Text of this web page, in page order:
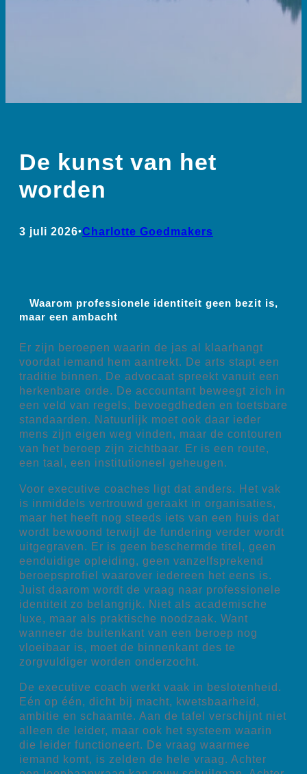
De kunst van het
worden
3 juli 2026•Charlotte Goedmakers
Waarom professionele identiteit geen bezit is,
maar een ambacht
Er zijn beroepen waarin de jas al klaarhangt
voordat iemand hem aantrekt. De arts stapt een
traditie binnen. De advocaat spreekt vanuit een
herkenbare orde. De accountant beweegt zich in
een veld van regels, bevoegdheden en toetsbare
standaarden. Natuurlijk moet ook daar ieder
mens zijn eigen weg vinden, maar de contouren
van het beroep zijn zichtbaar. Er is een route,
een taal, een institutioneel geheugen.
Voor executive coaches ligt dat anders. Het vak
is inmiddels vertrouwd geraakt in organisaties,
maar het heeft nog steeds iets van een huis dat
wordt bewoond terwijl de fundering verder wordt
uitgegraven. Er is geen beschermde titel, geen
eenduidige opleiding, geen vanzelfsprekend
beroepsprofiel waarover iedereen het eens is.
Juist daarom wordt de vraag naar professionele
identiteit zo belangrijk. Niet als academische
luxe, maar als praktische noodzaak. Want
wanneer de buitenkant van een beroep nog
vloeibaar is, moet de binnenkant des te
zorgvuldiger worden onderzocht.
De executive coach werkt vaak in beslotenheid.
Eén op één, dicht bij macht, kwetsbaarheid,
ambitie en schaamte. Aan de tafel verschijnt niet
alleen de leider, maar ook het systeem waarin
die leider functioneert. De vraag waarmee
iemand komt, is zelden de hele vraag. Achter